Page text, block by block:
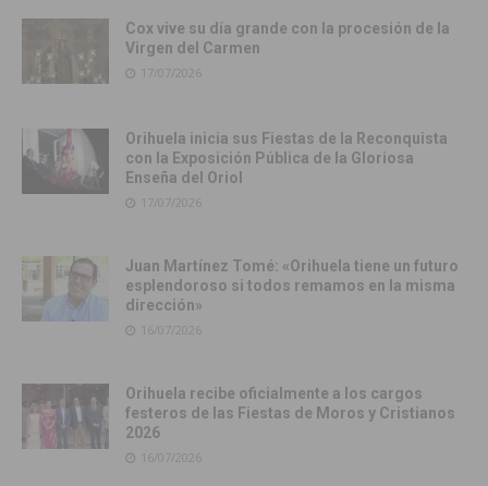
Cox vive su día grande con la procesión de la
Virgen del Carmen
17/07/2026
Orihuela inicia sus Fiestas de la Reconquista
con la Exposición Pública de la Gloriosa
Enseña del Oriol
17/07/2026
Juan Martínez Tomé: «Orihuela tiene un futuro
esplendoroso si todos remamos en la misma
dirección»
16/07/2026
Orihuela recibe oficialmente a los cargos
festeros de las Fiestas de Moros y Cristianos
2026
16/07/2026